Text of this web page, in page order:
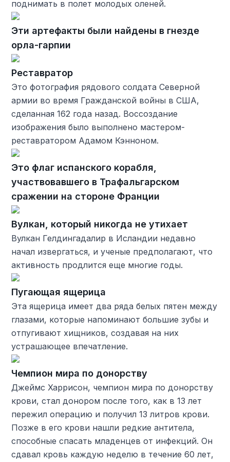
поднимать в полет молодых оленей.
Эти артефакты были найдены в гнезде
орла-гарпии
Реставратор
Это фотография рядового солдата Северной
армии во время Гражданской войны в США,
сделанная 162 года назад. Воссоздание
изображения было выполнено мастером-
реставратором Адамом Кэнноном.
Это флаг испанского корабля,
участвовавшего в Трафальгарском
сражении на стороне Франции
Вулкан, который никогда не утихает
Вулкан Гелдингадалир в Исландии недавно
начал извергаться, и ученые предполагают, что
активность продлится еще многие годы.
Пугающая ящерица
Эта ящерица имеет два ряда белых пятен между
глазами, которые напоминают большие зубы и
отпугивают хищников, создавая на них
устрашающее впечатление.
Чемпион мира по донорству
Джеймс Харрисон, чемпион мира по донорству
крови, стал донором после того, как в 13 лет
пережил операцию и получил 13 литров крови.
Позже в его крови нашли редкие антитела,
способные спасать младенцев от инфекций. Он
сдавал кровь каждую неделю в течение 60 лет,